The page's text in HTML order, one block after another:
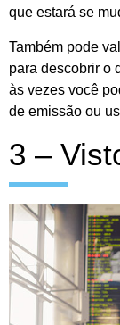
que estará se
Também pode
para descobrir o
às vezes você
de emissão ou
3 –